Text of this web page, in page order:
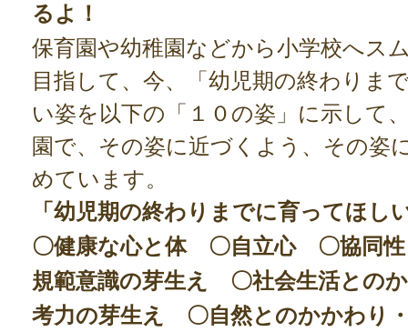
るよ！
保育園や幼稚園などから小学校へス
目指して、今、「幼児期の終わりま
い姿を以下の「１０の姿」に示して
園で、その姿に近づくよう、その姿
めています。
「幼児期の終わりまでに育ってほし
〇健康な心と体 〇自立心 〇協同
規範意識の芽生え 〇社会生活との
考力の芽生え 〇自然とのかかわり